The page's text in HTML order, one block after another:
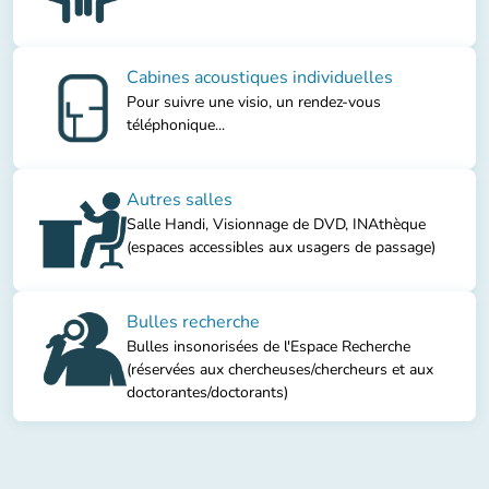
Cabines acoustiques individuelles
Pour suivre une visio, un rendez-vous
téléphonique...
Autres salles
Salle Handi, Visionnage de DVD, INAthèque
(espaces accessibles aux usagers de passage)
Bulles recherche
Bulles insonorisées de l'Espace Recherche
(réservées aux chercheuses/chercheurs et aux
doctorantes/doctorants)